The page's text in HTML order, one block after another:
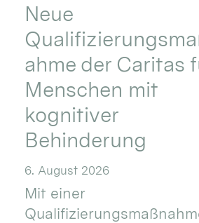
Neue
ahme der Caritas
Menschen mit
kognitiver
Behinderung
6. August 2026
Mit einer